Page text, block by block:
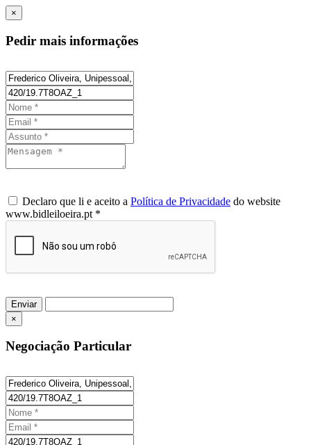
×
Pedir mais informações
Declaro que li e aceito a Política de Privacidade do website
www.bidleiloeira.pt *
Enviar
×
Negociação Particular